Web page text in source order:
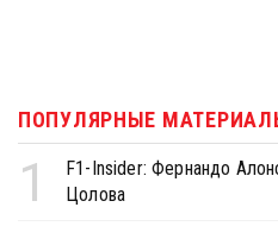
ПОПУЛЯРНЫЕ
1
F1-Insider: Фернандо
Цолова